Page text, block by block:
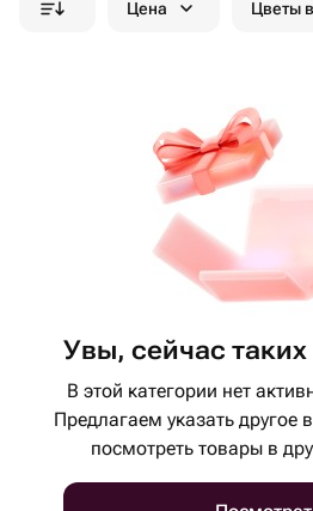
Цена Цветы
Увы, сейчас таких
В этой категории нет
Предлагаем указать другое
посмотреть товары в